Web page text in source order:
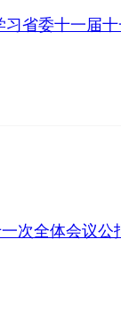
省委十一届
次全体会议公